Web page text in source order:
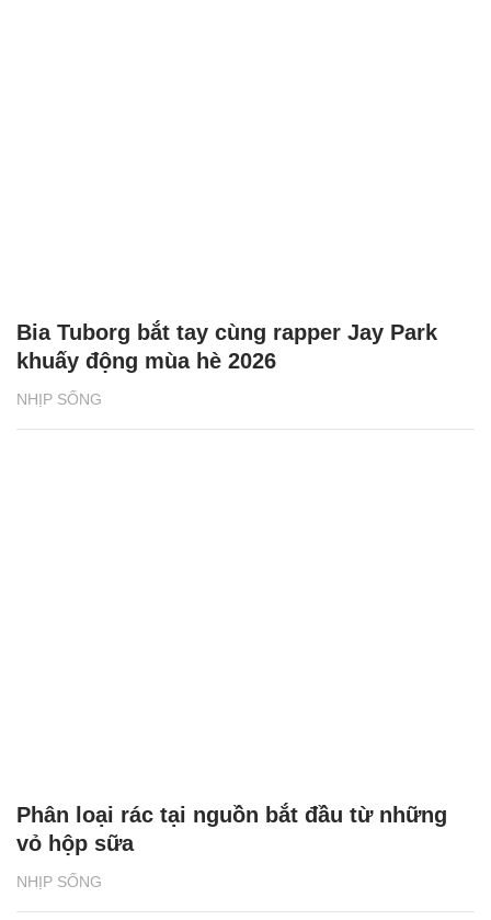
NHỊP SỐNG
Bia Tuborg bắt tay cùng rapper Jay Park
khuấy động mùa hè 2026
NHỊP SỐNG
Phân loại rác tại nguồn bắt đầu từ những
vỏ hộp sữa